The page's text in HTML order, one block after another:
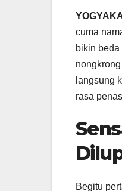
cuma
bikin
langsung
rasa
Begitu